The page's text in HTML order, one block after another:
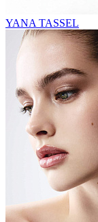
YANA TASSEL